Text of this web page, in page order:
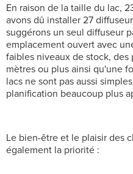
En raison de la taille du lac,
avons dû installer 27
suggérons un seul diffuseur
emplacement ouvert avec
faibles niveaux de stock,
mètres ou plus ainsi qu'une
lacs ne sont pas aussi
planification beaucoup plus
Le bien-être et le plaisir des
également la priorité :